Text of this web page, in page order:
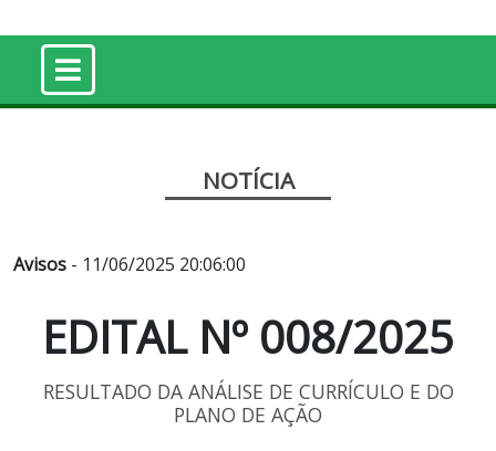
NOTÍCIA
Avisos - 11/06/2025 20:06:00
EDITAL Nº 008/2025
RESULTADO DA ANÁLISE DE CURRÍCULO E DO
PLANO DE AÇÃO